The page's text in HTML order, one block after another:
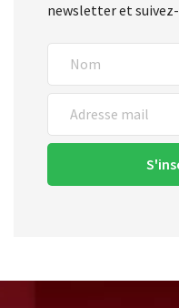
newsletter et suivez-